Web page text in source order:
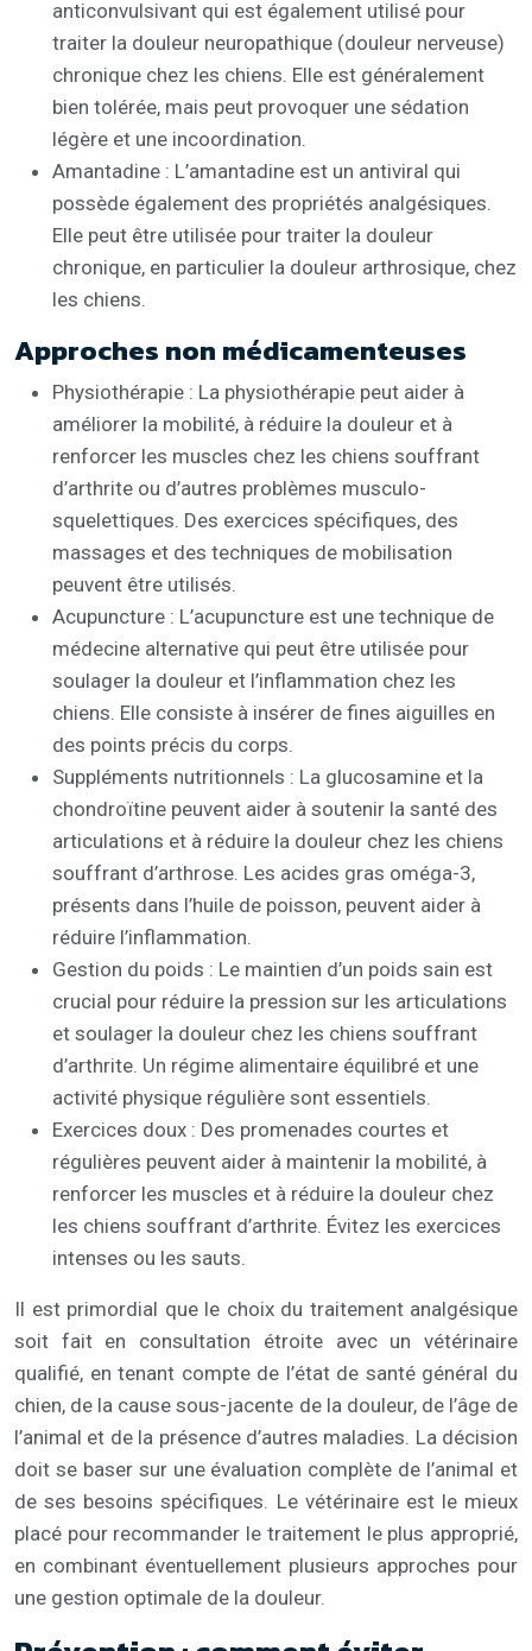
anticonvulsivant qui est également utilisé pour
traiter la douleur neuropathique (douleur nerveuse)
chronique chez les chiens. Elle est généralement
bien tolérée, mais peut provoquer une sédation
légère et une incoordination.
Amantadine : L’amantadine est un antiviral qui
possède également des propriétés analgésiques.
Elle peut être utilisée pour traiter la douleur
chronique, en particulier la douleur arthrosique, chez
les chiens.
Approches non médicamenteuses
Physiothérapie : La physiothérapie peut aider à
améliorer la mobilité, à réduire la douleur et à
renforcer les muscles chez les chiens souffrant
d’arthrite ou d’autres problèmes musculo-
squelettiques. Des exercices spécifiques, des
massages et des techniques de mobilisation
peuvent être utilisés.
Acupuncture : L’acupuncture est une technique de
médecine alternative qui peut être utilisée pour
soulager la douleur et l’inflammation chez les
chiens. Elle consiste à insérer de fines aiguilles en
des points précis du corps.
Suppléments nutritionnels : La glucosamine et la
chondroïtine peuvent aider à soutenir la santé des
articulations et à réduire la douleur chez les chiens
souffrant d’arthrose. Les acides gras oméga-3,
présents dans l’huile de poisson, peuvent aider à
réduire l’inflammation.
Gestion du poids : Le maintien d’un poids sain est
crucial pour réduire la pression sur les articulations
et soulager la douleur chez les chiens souffrant
d’arthrite. Un régime alimentaire équilibré et une
activité physique régulière sont essentiels.
Exercices doux : Des promenades courtes et
régulières peuvent aider à maintenir la mobilité, à
renforcer les muscles et à réduire la douleur chez
les chiens souffrant d’arthrite. Évitez les exercices
intenses ou les sauts.
Il est primordial que le choix du traitement analgésique
soit fait en consultation étroite avec un vétérinaire
qualifié, en tenant compte de l’état de santé général du
chien, de la cause sous-jacente de la douleur, de l’âge de
l’animal et de la présence d’autres maladies. La décision
doit se baser sur une évaluation complète de l’animal et
de ses besoins spécifiques. Le vétérinaire est le mieux
placé pour recommander le traitement le plus approprié,
en combinant éventuellement plusieurs approches pour
une gestion optimale de la douleur.